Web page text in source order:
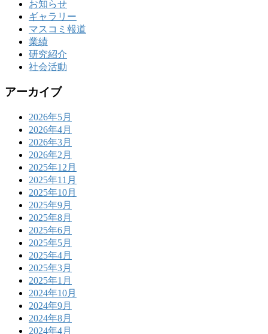
お知らせ
ギャラリー
マスコミ報道
業績
研究紹介
社会活動
アーカイブ
2026年5月
2026年4月
2026年3月
2026年2月
2025年12月
2025年11月
2025年10月
2025年9月
2025年8月
2025年6月
2025年5月
2025年4月
2025年3月
2025年1月
2024年10月
2024年9月
2024年8月
2024年4月